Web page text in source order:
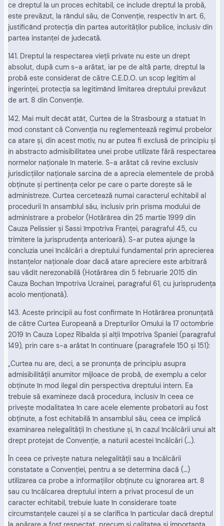
ce dreptul la un proces echitabil, ce include dreptul la probă,
este prevăzut, la rândul său, de Convenţie, respectiv în art. 6,
justificând protecţia din partea autorităţilor publice, inclusiv din
partea instanţei de judecată.
141. Dreptul la respectarea vieţii private nu este un drept
absolut, după cum s-a arătat, iar pe de altă parte, dreptul la
probă este considerat de către C.E.D.O. un scop legitim al
ingerinţei, protecţia sa legitimând limitarea dreptului prevăzut
de art. 8 din Convenţie.
142. Mai mult decât atât, Curtea de la Strasbourg a statuat în
mod constant că Convenţia nu reglementează regimul probelor
ca atare şi, din acest motiv, nu ar putea fi exclusă de principiu şi
in abstracto admisibilitatea unei probe utilizate fără respectarea
normelor naţionale în materie. S-a arătat că revine exclusiv
jurisdicţiilor naţionale sarcina de a aprecia elementele de probă
obţinute şi pertinenţa celor pe care o parte doreşte să le
administreze. Curtea cercetează numai caracterul echitabil al
procedurii în ansamblul său, inclusiv prin prisma modului de
administrare a probelor (Hotărârea din 25 martie 1999 din
Cauza Pelissier şi Sassi împotriva Franţei, paragraful 45, cu
trimitere la jurisprudenţa anterioară). S-ar putea ajunge la
concluzia unei încălcări a dreptului fundamental prin aprecierea
instanţelor naţionale doar dacă atare apreciere este arbitrară
sau vădit nerezonabilă (Hotărârea din 5 februarie 2015 din
Cauza Bochan împotriva Ucrainei, paragraful 61, cu jurisprudenţa
acolo menţionată).
143. Aceste principii au fost confirmate în Hotărârea pronunţată
de către Curtea Europeană a Drepturilor Omului la 17 octombrie
2019 în Cauza Lopez Ribalda şi alţii împotriva Spaniei (paragraful
149), prin care s-a arătat în continuare (paragrafele 150 şi 151):
„Curtea nu are, deci, a se pronunţa de principiu asupra
admisibilităţii anumitor mijloace de probă, de exemplu a celor
obţinute în mod ilegal din perspectiva dreptului intern. Ea
trebuie să examineze dacă procedura, inclusiv în ceea ce
priveşte modalitatea în care acele elemente probatorii au fost
obţinute, a fost echitabilă în ansamblul său, ceea ce implică
examinarea nelegalităţii în chestiune şi, în cazul încălcării unui alt
drept protejat de Convenţie, a naturii acestei încălcări (…).
În ceea ce priveşte natura nelegalităţii sau a încălcării
constatate a Convenţiei, pentru a se determina dacă (…)
utilizarea ca probe a informaţiilor obţinute cu ignorarea art. 8
sau cu încălcarea dreptului intern a privat procesul de un
caracter echitabil, trebuie luate în considerare toate
circumstanţele cauzei şi a se clarifica în particular dacă dreptul